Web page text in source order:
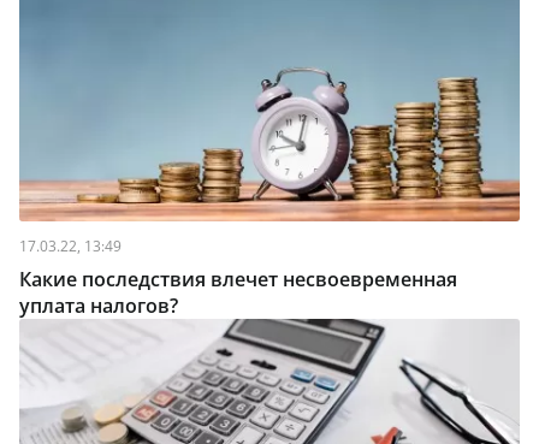
17.03.22, 13:49
Какие последствия влечет несвоевременная
уплата налогов?